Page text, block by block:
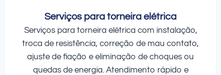
Serviços para torneira elétrica
Serviços para torneira elétrica com instalação,
troca de resistência, correção de mau contato,
ajuste de fiação e eliminação de choques ou
quedas de energia. Atendimento rápido e